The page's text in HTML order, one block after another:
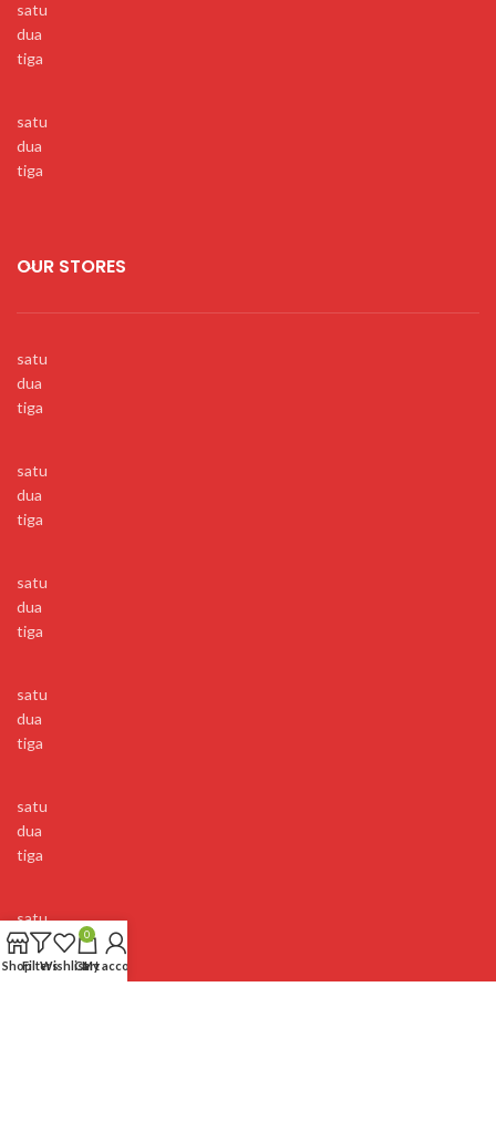
satu
dua
tiga
satu
dua
tiga
OUR STORES
satu
dua
tiga
satu
dua
tiga
satu
dua
tiga
satu
dua
tiga
satu
dua
tiga
satu
dua
tiga
ShopFiltersWishlist
0
Cart
My account